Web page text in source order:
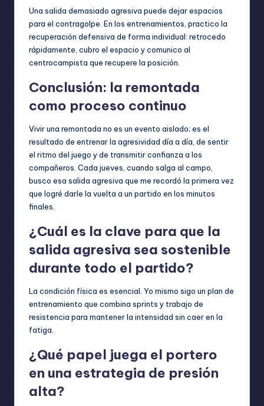
Una salida demasiado agresiva puede dejar espacios
para el contragolpe. En los entrenamientos, practico la
recuperación defensiva de forma individual: retrocedo
rápidamente, cubro el espacio y comunico al
centrocampista que recupere la posición.
Conclusión: la remontada
como proceso continuo
Vivir una remontada no es un evento aislado; es el
resultado de entrenar la agresividad día a día, de sentir
el ritmo del juego y de transmitir confianza a los
compañeros. Cada jueves, cuando salga al campo,
busco esa salida agresiva que me recordó la primera vez
que logré darle la vuelta a un partido en los minutos
finales.
¿Cuál es la clave para que la
salida agresiva sea sostenible
durante todo el partido?
La condición física es esencial. Yo mismo sigo un plan de
entrenamiento que combina sprints y trabajo de
resistencia para mantener la intensidad sin caer en la
fatiga.
¿Qué papel juega el portero
en una estrategia de presión
alta?